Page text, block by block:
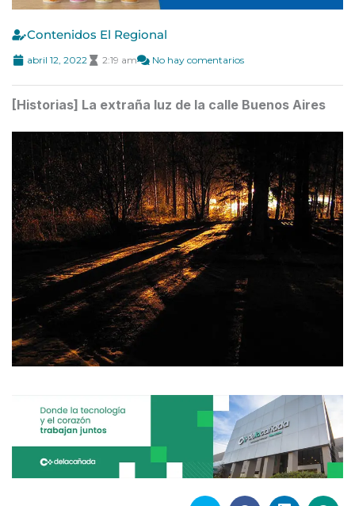
Contenidos El Regional
abril 12, 2022 2:19 am No hay comentarios
[Historias] La extraña luz de la calle Buenos Aires